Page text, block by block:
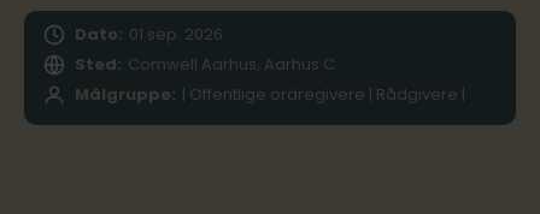
Dato: 01 sep. 2026
Sted: Comwell Aarhus, Aarhus C
Målgruppe: | Offentlige ordregivere | Rådgivere |